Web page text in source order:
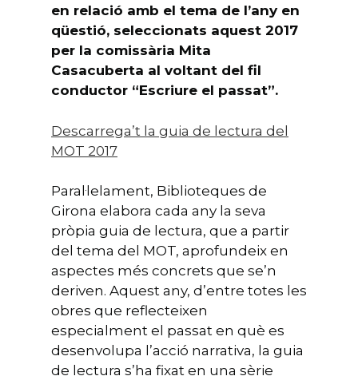
en relació amb el tema de l’any en
qüestió, seleccionats aquest 2017
per la comissària Mita
Casacuberta al voltant del fil
conductor “Escriure el passat”.
Descarrega’t la guia de lectura del
MOT 2017
Paral·lelament, Biblioteques de
Girona elabora cada any la seva
pròpia guia de lectura, que a partir
del tema del MOT, aprofundeix en
aspectes més concrets que se’n
deriven. Aquest any, d’entre totes les
obres que reflecteixen
especialment el passat en què es
desenvolupa l’acció narrativa, la guia
de lectura s’ha fixat en una sèrie